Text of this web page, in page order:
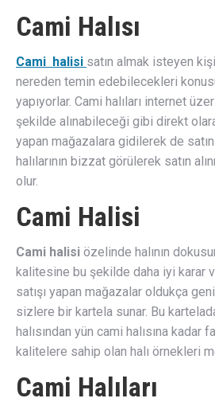
Cami Halısı
Cami halisi satın almak isteyen
nereden temin edebilecekleri
yapıyorlar. Cami halıları internet
şekilde alınabileceği gibi direkt
yapan mağazalara gidilerek de satın
halılarının bizzat görülerek satın
olur.
Cami Halisi
Cami halisi özelinde halının
kalitesine bu şekilde daha iyi karar
satışı yapan mağazalar oldukça
sizlere bir kartela sunar. Bu
halısından yün cami halısına kadar
kalitelere sahip olan halı örnekleri
Cami Halıları